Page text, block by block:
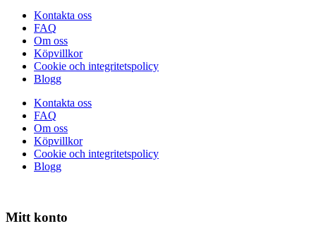
Kontakta oss
FAQ
Om oss
Köpvillkor
Cookie och integritetspolicy
Blogg
Kontakta oss
FAQ
Om oss
Köpvillkor
Cookie och integritetspolicy
Blogg
Mitt konto